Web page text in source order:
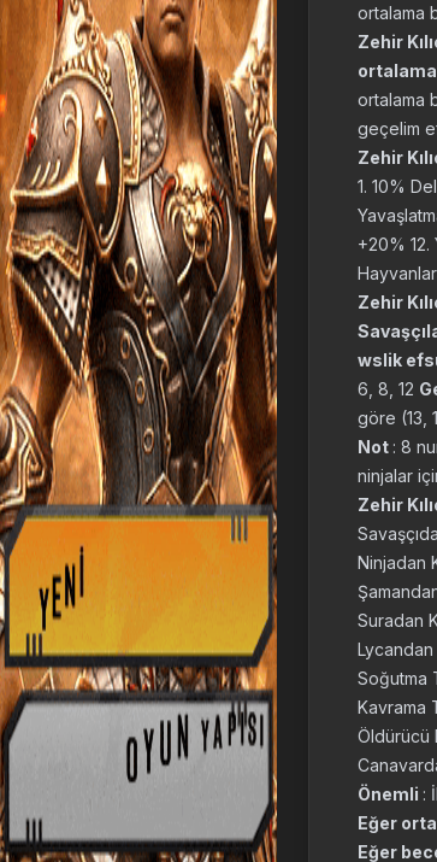
ortalama
Zehir
ortalama
geçelim
Zehir
1. 10%
+20% 12.
Zehir
wslik
6, 8, 12
göre (13,
Not : 8
ninjalar
Zehir
Ninjadan
Suradan
Soğutma
Kavrama
Öldürücü
Önemli :
Eğer
Eğer